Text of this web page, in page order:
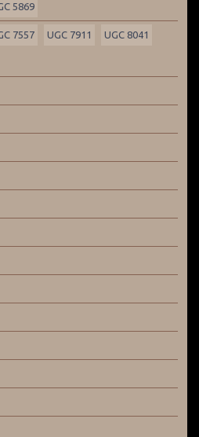
5869
7557 UGC 7911 UGC 8041